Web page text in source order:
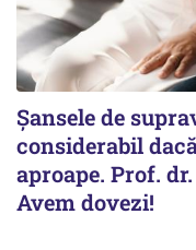
Șansele de
considerabil
aproape. Prof.
Avem dovezi!